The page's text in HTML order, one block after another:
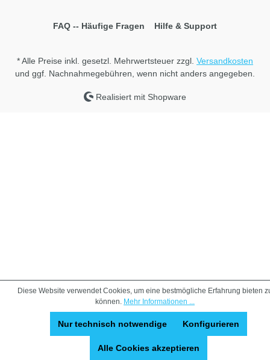
FAQ -- Häufige Fragen Hilfe & Support
* Alle Preise inkl. gesetzl. Mehrwertsteuer zzgl. Versandkosten
und ggf. Nachnahmegebühren, wenn nicht anders angegeben.
Realisiert mit Shopware
Diese Website verwendet Cookies, um eine bestmögliche Erfahrung bieten
können. Mehr Informationen ...
Nur technisch notwendige Konfigurieren
Alle Cookies akzeptieren